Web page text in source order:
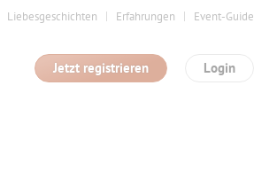
Liebesgeschichten Erfahrungen Event-Guide
Login
Jetzt registrieren